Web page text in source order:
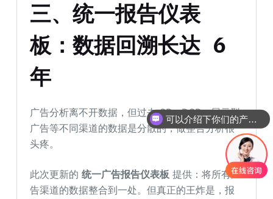
三、统一报告仪表
板：数据回溯长达 6
年
广告分析离不开数据，但过去 SP、DSP、展示型
广告等不同渠道的数据是分散的，做整合分析很
头疼。
此次更新的统一广告报告仪表板 提供：将所有广
告渠道的数据整合到一处。但真正的王炸是，报
可以介绍下你们的产品么